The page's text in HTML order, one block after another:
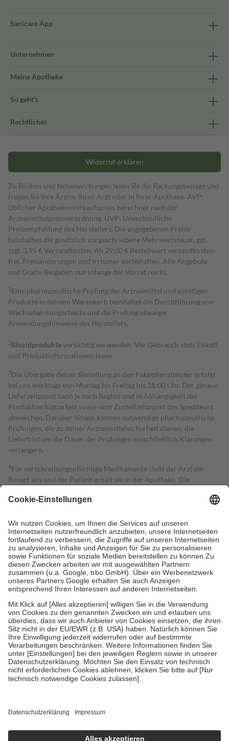
Sanicare App
Unternehmen
Meine Apotheke
So geht's
Rechtliches
Widerruf erklären
Zu Risiken und Nebenwirkungen lesen Sie die Packungsbeilage und
fragen Sie Ihre Ärztin, Ihren Arzt oder in Ihrer Apotheke. AVP:
Üblicher Apothekenverkaufspreis berechnet nach der
Arzneimittelpreisverordnung. UVP: Unverbindliche
Preisempfehlung des Herstellers. Die angegebenen Preise
beinhalten die gesetzlich vorgeschriebene Mehrwertsteuer, ggf.
zzgl. 3,95 € Versandkosten. Ab 29,00 € Bestell­wert versand­kosten­
frei. Preisänderungen und Irrtümer vorbehalten. Alle Angebote
und Gratis-Beigaben nur solange der Vorrat reicht.
1 Eine pharmazeutische Prüfung der Arzneimittel und sonstigen
Produkte in deinem Warenkorb beinhaltet die Durchführung von
Wechselwirkungschecks und die Prüfung etwaiger
Anwendungshinweise des Herstellers.
2Biozidproduktevorsichtig verwenden. Vor Gebrauch stets Etikett
und Produktinformationen lesen.
3Die Übergabe deiner Bestellung an den Paketdienstleister erfolgt
bei uns werktags von Montag bis Freitag bis 18:00 Uhr. Der genaue
Lieferzeitpunkt kann je nach Region und in Abhängigkeit der
Produktverfügbarkeit sowie vom Zustellzeitpunkt des Spediteurs
abweichen. Darüber hinaus können notwendige pharmazeutische
Prüfungen, die zu deiner Arzneimittelsicherheit dienen, die
Lieferfrist um die Dauer der Prüfungen einschließlich Klärungen
verlängern.
4Für verschreibungspflichtige Medikamente stellt der Arzt ein
Rezept aus und der Patient erhält sie in der Apotheke. Die
Kosten dafür, der Versicherte trägt einen Teil davon als Zuzahlung
Grundsätzlich leisten Mitglieder Zuzahlungen in Höhe von zehn
Prozent des Abgabepreises,mindestensjedochfünf Euround
höchstens zehn Euro.Es sind jedoch nie mehr als die tatsächlichen
Kosten der Leistung zu entrichten.
Diese Regeln gelten grundsätzlich auch für Online-Apotheken.
Bei Heilmitteln und häuslicher Krankenpflege beträgt die
Zuzahlung zehn Prozent der Kosten sowie zehn Euro je
Um das Engagement der Versicherten für ihre eigene Gesundheit zu
stärken und die besondere Stellung der Familie zu unterstützen,
fallenkeine Zuzahlungen an bei:
• Kindern und Jugendlichen bis zum vollendeten 18. Lebensjahr
mit Ausnahme der Fahrkosten
• Untersuchungen zur Vorsorge und Früherkennung, die von der
GKV getragen werden
• empfohlenen Schutzimpfungen
Wir nutzen Trusted Shops als unabhängigen Dienstleister für die
getroffen, um sicherzustellen, dass es sich um echte Bewertungen